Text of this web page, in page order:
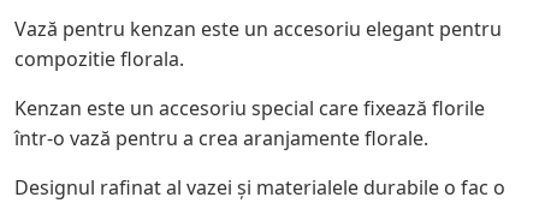
Vază pentru kenzan este un accesoriu elegant pentru
compozitie florala.
Kenzan este un accesoriu special care fixează florile
într-o vază pentru a crea aranjamente florale.
Designul rafinat al vazei și materialele durabile o fac o